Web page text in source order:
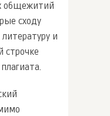
общежитий
сходу
и
строчке